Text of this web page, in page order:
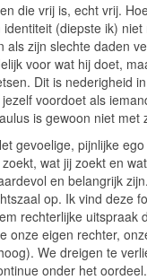
die vrij is, echt vrij.
(diepste ik)
als zijn slechte daden
voor wat hij doet,
Dit is nederigheid
voordoet als
is gewoon niet met
gevoelige, pijnlijke
wat jij zoekt en
en belangrijk
op. Ik vind deze
rechterlijke uitspraak
onze eigen rechter,
We dreigen te
onder het